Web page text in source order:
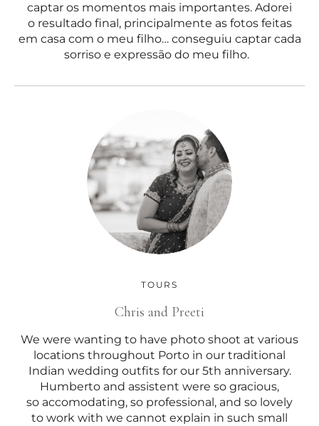
captar os momentos mais importantes. Adorei
o resultado final, principalmente as fotos feitas
em casa com o meu filho… conseguiu captar cada
sorriso e expressão do meu filho.
TOURS
Chris and Preeti
We were wanting to have photo shoot at various
locations throughout Porto in our traditional
Indian wedding outfits for our 5th anniversary.
Humberto and assistent were so gracious,
so accomodating, so professional, and so lovely
to work with we cannot explain in such small